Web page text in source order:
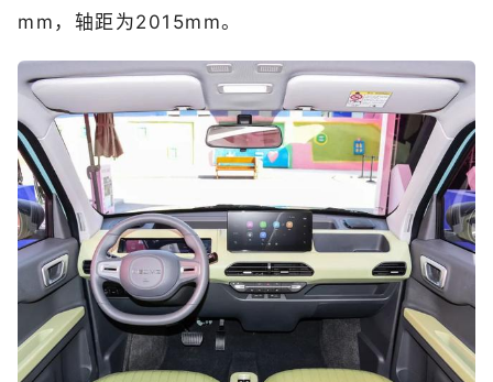
mm，轴距为2015mm。